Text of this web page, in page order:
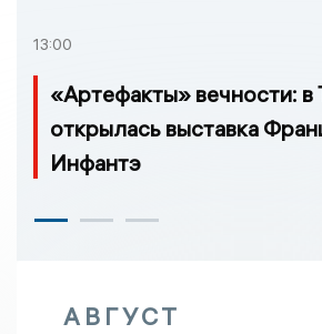
13:00
«Артефакты» вечности: в
открылась выставка
Инфантэ
АВГУСТ